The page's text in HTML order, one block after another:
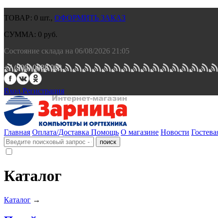
ТОВАР: 0 шт., ОФОРМИТЬ ЗАКАЗ
СУММА: 0 руб.
Состояние склада на 06/08/2026 21:05
+7 (900) 0688 008.
Вход.Регистрация
Главная Оплата/Доставка Помощь О магазине Новости
Каталог
Каталог →